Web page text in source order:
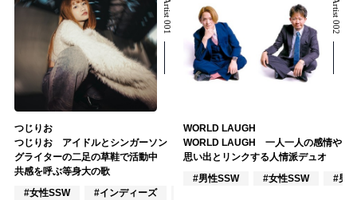
つじりお
つじりお アイドルとシンガーソン
グライターの二足の草鞋で活動中
共感を呼ぶ等身大の歌
#女性SSW
#インディーズ
WORLD LAUGH
WORLD LAUGH 一人一人の感情や
思い出とリンクする人情派デュオ
#男性SSW
#女性SSW #男